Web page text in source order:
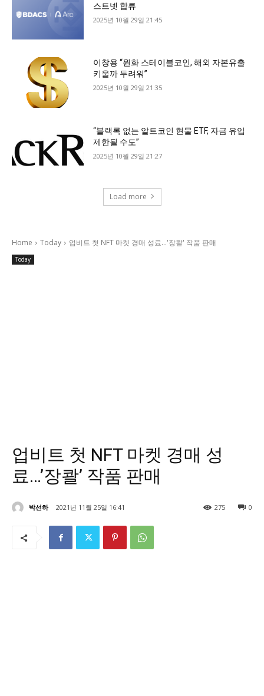
스트넷 합류
2025년 10월 29일 21:45
이창용 “원화 스테이블코인, 해외 자본유출
키울까 두려워”
2025년 10월 29일 21:35
“블랙록 없는 알트코인 현물 ETF, 자금 유입
제한될 수도”
2025년 10월 29일 21:27
Load more